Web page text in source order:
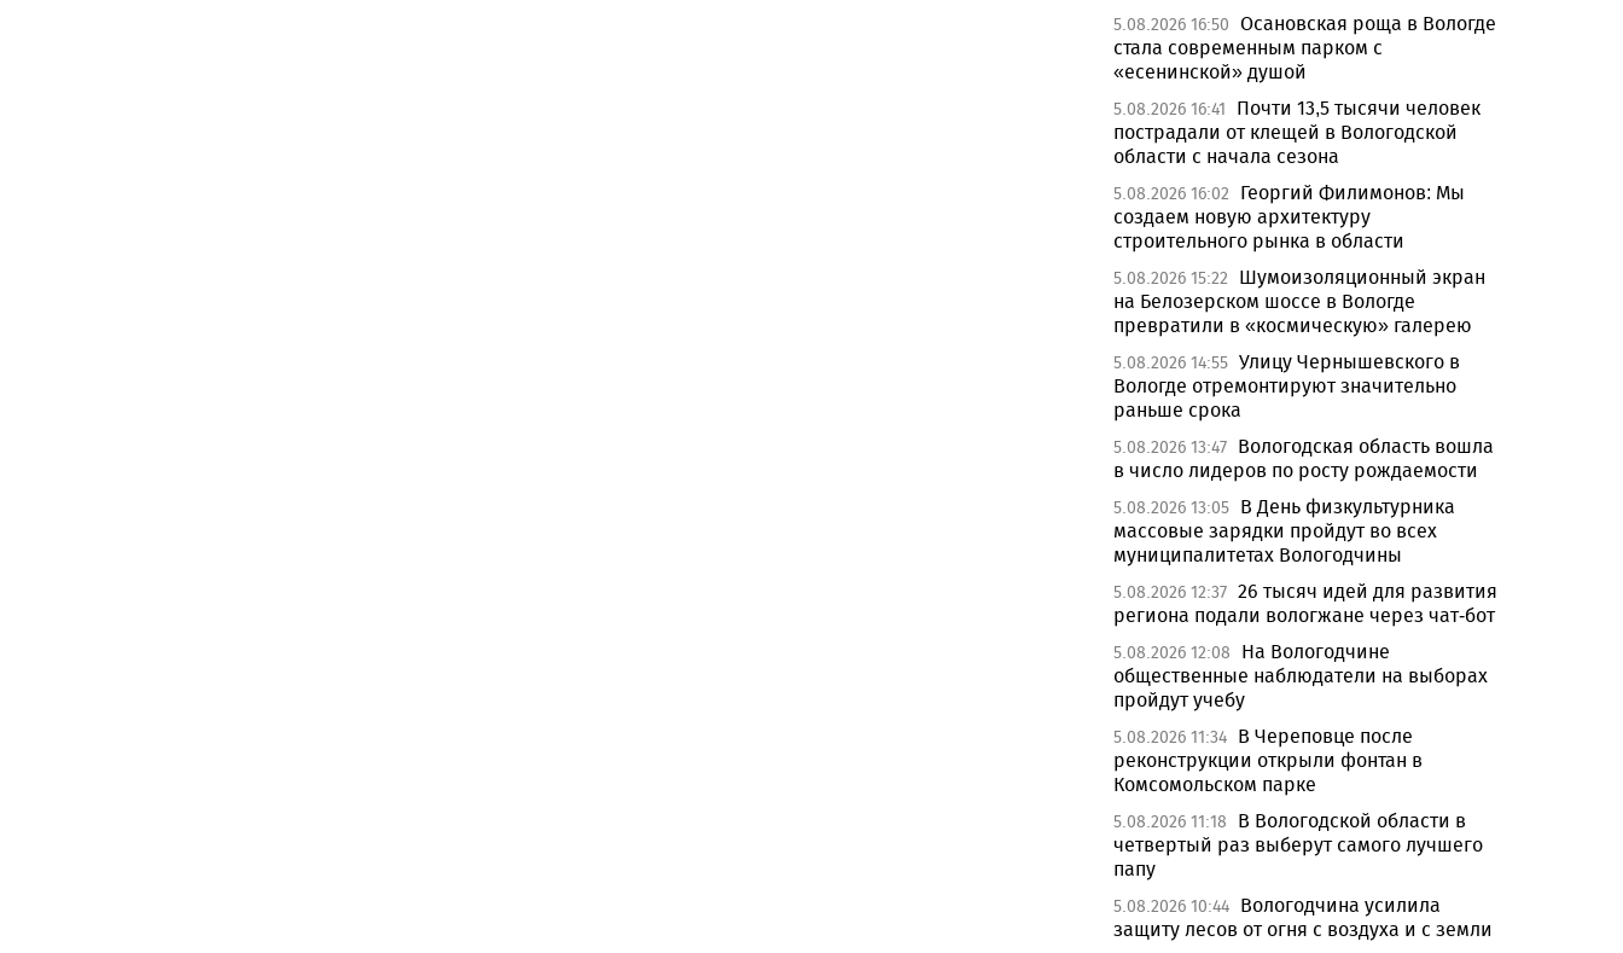
5.08.2026 16:50 Осановская роща в Вологде
стала современным парком с
«есенинской» душой
5.08.2026 16:41
Почти 13,5 тысячи человек
пострадали от клещей в Вологодской
области с начала сезона
5.08.2026 16:02
Георгий Филимонов: Мы
создаем новую архитектуру
строительного рынка в области
5.08.2026 15:22
Шумоизоляционный экран
на Белозерском шоссе в Вологде
превратили в «космическую» галерею
5.08.2026 14:55 Улицу Чернышевского в
Вологде отремонтируют значительно
раньше срока
5.08.2026 13:47 Вологодская область вошла
в число лидеров по росту рождаемости
5.08.2026 13:05 В День физкультурника
массовые зарядки пройдут во всех
муниципалитетах Вологодчины
5.08.2026 12:37 26 тысяч идей для развития
региона подали вологжане через чат-бот
5.08.2026 12:08
На Вологодчине
общественные наблюдатели на выборах
пройдут учебу
5.08.2026 11:34 В Череповце после
реконструкции открыли фонтан в
Комсомольском парке
5.08.2026 11:18
В Вологодской области в
четвертый раз выберут самого лучшего
папу
5.08.2026 10:44 Вологодчина усилила
защиту лесов от огня с воздуха и с земли